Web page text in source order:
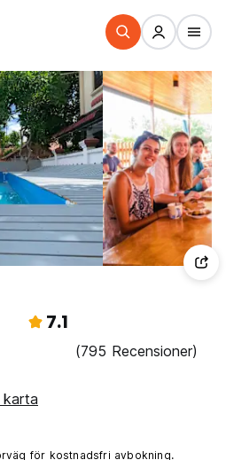
7.1
(795 Recensioner)
karta
för kostnadsfri avbokning.